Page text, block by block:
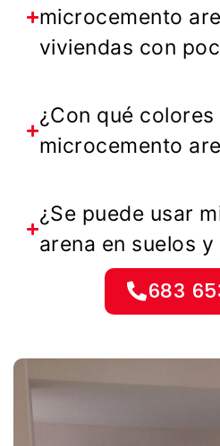
microcemento
viviendas con
¿Con qué
microcemento
¿Se puede usar
arena en suelos
683